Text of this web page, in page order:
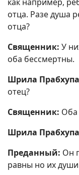
отца. Разе душа
отца?
Священник: У
оба бессмертны.
Шрила
отец?
Священник:
Шрила
Преданный: Он
равны но их